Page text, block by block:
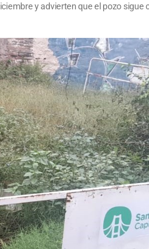
y advierten que el pozo sigue